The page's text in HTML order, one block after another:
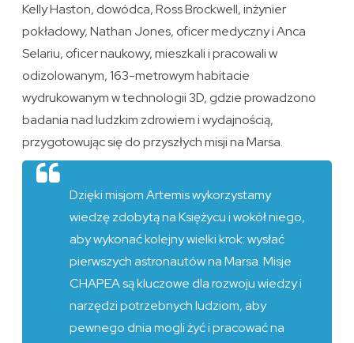
Kelly Haston, dowódca, Ross Brockwell, inżynier
pokładowy, Nathan Jones, oficer medyczny i Anca
Selariu, oficer naukowy, mieszkali i pracowali w
odizolowanym, 163-metrowym habitacie
wydrukowanym w technologii 3D, gdzie prowadzono
badania nad ludzkim zdrowiem i wydajnością,
przygotowując się do przyszłych misji na Marsa.
Dzięki misjom Artemis wykorzystamy
wiedzę zdobytą na Księżycu i wokół niego,
aby wykonać kolejny wielki krok: wysłać
pierwszych astronautów na Marsa. Misje
CHAPEA są kluczowe dla rozwoju wiedzy i
narzędzi potrzebnych ludziom, aby
pewnego dnia mogli żyć i pracować na